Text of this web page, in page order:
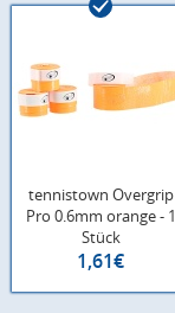
tennistown Overgrip
Pro 0.6mm orange - 1
Stück
1,61€